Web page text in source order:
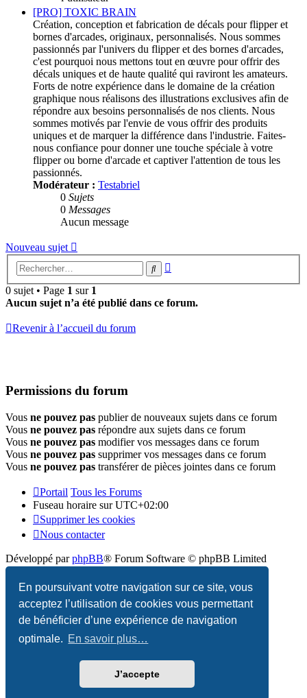
En poursuivant votre navigation sur ce site, vous
acceptez l’utilisation de cookies vous permettant
de bénéficier d’une expérience de navigation
optimale. En savoir plus…
J’accepte
[PRO] TOXIC BRAIN
Création, conception et fabrication de décals pour flipper et
bornes d'arcades, originaux, personnalisés. Nous sommes
passionnés par l'univers du flipper et des bornes d'arcades,
c'est pourquoi nous mettons tout en œuvre pour offrir des
décals uniques et de haute qualité qui raviront les amateurs.
Forts de notre expérience dans le domaine de la création
graphique nous réalisons des illustrations exclusives afin de
répondre aux besoins personnalisés de nos clients. Nous
sommes motivés par l'envie de vous offrir des produits
uniques et de marquer la différence dans l'industrie. Faites-
nous confiance pour donner une touche spéciale à votre
flipper ou borne d'arcade et captiver l'attention de tous les
passionnés.
Modérateur : Testabriel
0 Sujets
0 Messages
Aucun message
Nouveau sujet
Rechercher
0 sujet • Page 1 sur 1
Aucun sujet n’a été publié dans ce forum.
Revenir à l’accueil du forum
Permissions du forum
Vous ne pouvez pas publier de nouveaux sujets dans ce forum
Vous ne pouvez pas répondre aux sujets dans ce forum
Vous ne pouvez pas modifier vos messages dans ce forum
Vous ne pouvez pas supprimer vos messages dans ce forum
Vous ne pouvez pas transférer de pièces jointes dans ce forum
Portail Tous les Forums
Fuseau horaire surUTC+02:00
Supprimer les cookies
Nous contacter
Développé parphpBB® Forum Software © phpBB Limited
Traduction française officielle
©
Qiaeru
Confidentialité |Conditions